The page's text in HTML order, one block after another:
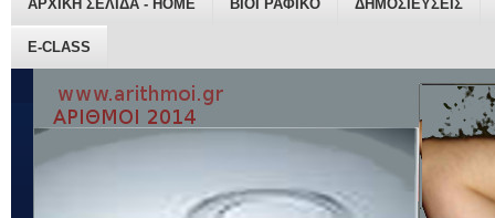
ΑΡΧΙΚΗ ΣΕΛΙΔΑ - HOME ΒΙΟΓΡΑΦΙΚO ΔΗΜΟΣΙΕΥΣΕΙΣ
E-CLASS